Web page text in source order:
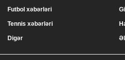
Futbol xəbərləri
Tennis xəbərləri
Digər